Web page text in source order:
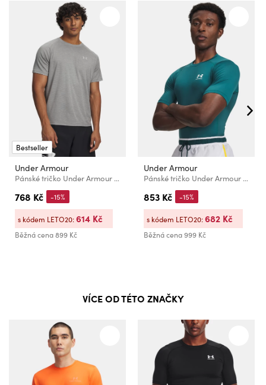
Bestseller
Under Armour
Pánské tričko Under Armour UA Tech Textured SS
768 Kč
Běžná cena899 Kč
-15%
s kódem LETO20:614 Kč
Under Armour
Pánské tričko Under Armour UA HG Armour Comp SS-GRN
853 Kč
Běžná cena999 Kč
-15%
s kódem LETO20:682 Kč
VÍCE OD TÉTO ZNAČKY